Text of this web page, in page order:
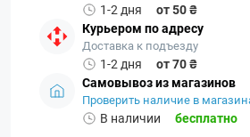
1-2 дня
от 50 ₴
Курьером по адресу
Доставка к подъезду
1-2 дня
от 70 ₴
Самовывоз из магазинов
Проверить наличие в
В наличии бесплатно